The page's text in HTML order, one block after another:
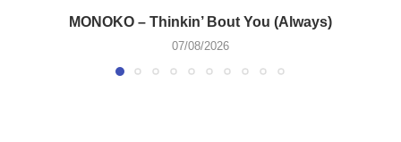
MONOKO – Thinkin’ Bout You (Always)
07/08/2026